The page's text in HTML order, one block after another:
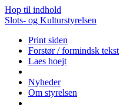
Hop til indhold
Slots- og Kulturstyrelsen
Print siden
Forstør / formindsk tekst
Laes hoejt
Nyheder
Om styrelsen